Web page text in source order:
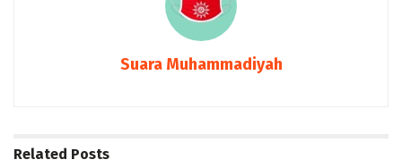
Suara Muhammadiyah
Related Posts